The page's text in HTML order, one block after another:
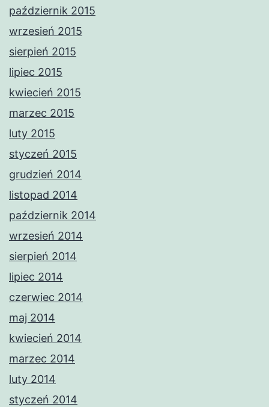
październik 2015
wrzesień 2015
sierpień 2015
lipiec 2015
kwiecień 2015
marzec 2015
luty 2015
styczeń 2015
grudzień 2014
listopad 2014
październik 2014
wrzesień 2014
sierpień 2014
lipiec 2014
czerwiec 2014
maj 2014
kwiecień 2014
marzec 2014
luty 2014
styczeń 2014